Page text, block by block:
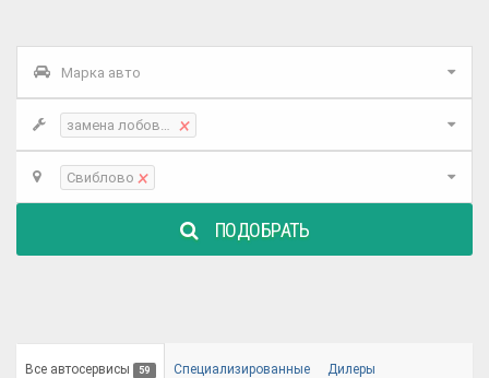
Марка авто
замена лобового стекла
×
Свиблово ×
ПОДОБРАТЬ
Все автосервисы 59 Специализированные Дилеры